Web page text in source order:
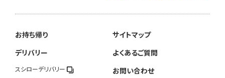
お持ち帰り
デリバリー
スシローデリバリー
サイトマップ
よくあるご質問
お問い合わせ